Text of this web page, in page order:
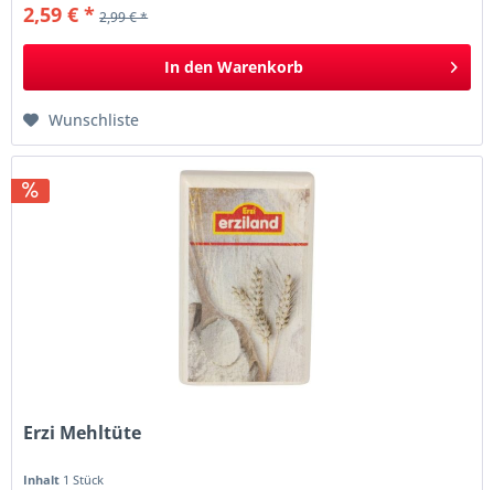
2,59 € * 2,99 € *
In den Warenkorb
Wunschliste
Erzi Mehltüte
Inhalt 1 Stück